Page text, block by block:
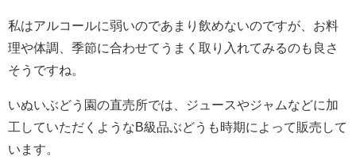
私はアルコールに弱いのであまり飲めないのですが、お料
理や体調、季節に合わせてうまく取り入れてみるのも良さ
そうですね。
いぬいぶどう園の直売所では、ジュースやジャムなどに加
工していただくようなB級品ぶどうも時期によって販売して
います。